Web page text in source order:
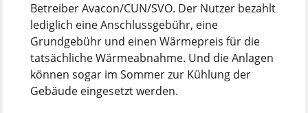
Betreiber Avacon/CUN/SVO. Der Nutzer bezahlt
lediglich eine Anschlussgebühr, eine
Grundgebühr und einen Wärmepreis für die
tatsächliche Wärmeabnahme. Und die Anlagen
können sogar im Sommer zur Kühlung der
Gebäude eingesetzt werden.